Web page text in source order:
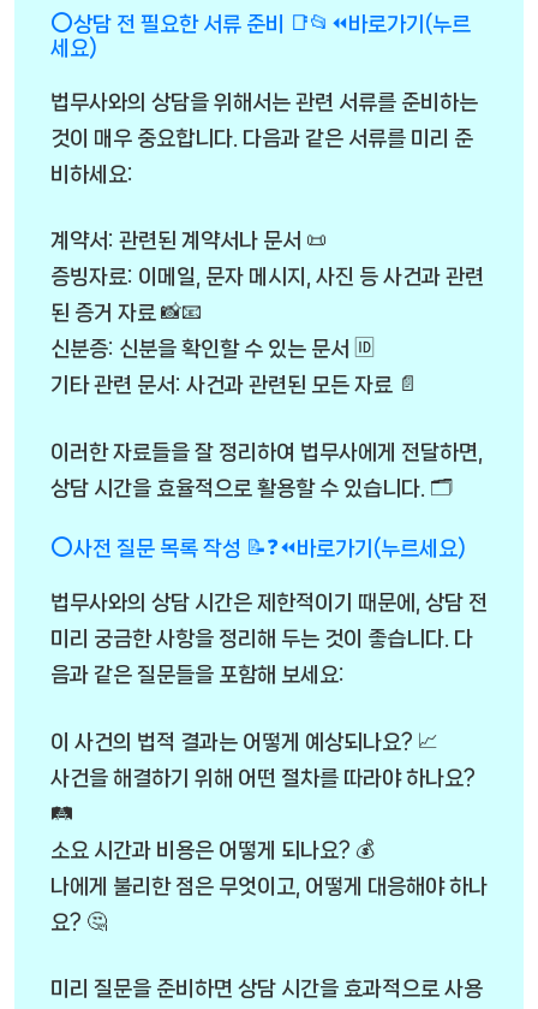
⭕상담 전 필요한 서류 준비 📑📂⏪바로가기(누르
세요)
법무사와의 상담을 위해서는 관련 서류를 준비하는
것이 매우 중요합니다. 다음과 같은 서류를 미리 준
비하세요:
계약서: 관련된 계약서나 문서 📜
증빙자료: 이메일, 문자 메시지, 사진 등 사건과 관련
된 증거 자료 📸📧
신분증: 신분을 확인할 수 있는 문서 🆔
기타 관련 문서: 사건과 관련된 모든 자료 📄
이러한 자료들을 잘 정리하여 법무사에게 전달하면,
상담 시간을 효율적으로 활용할 수 있습니다. 🗂️
⭕사전 질문 목록 작성 📝❓⏪바로가기(누르세요)
법무사와의 상담 시간은 제한적이기 때문에, 상담 전
미리 궁금한 사항을 정리해 두는 것이 좋습니다. 다
음과 같은 질문들을 포함해 보세요:
이 사건의 법적 결과는 어떻게 예상되나요? 📈
사건을 해결하기 위해 어떤 절차를 따라야 하나요?
🛤️
소요 시간과 비용은 어떻게 되나요? 💰
나에게 불리한 점은 무엇이고, 어떻게 대응해야 하나
요? 🤔
미리 질문을 준비하면 상담 시간을 효과적으로 사용